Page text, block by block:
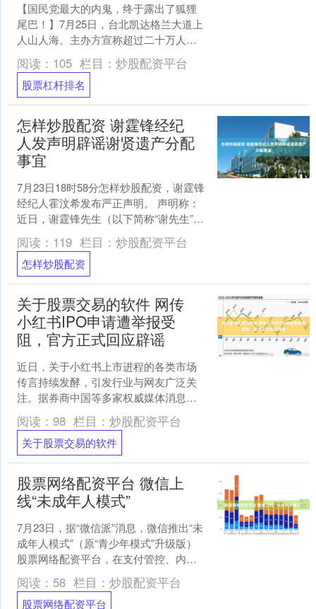
【国民党最大的内鬼，终于露出了狐狸
尾巴！】7月25日，台北凯达格兰大道上
人山人海。主办方宣称超过二十万人涌
上街头股票杠杆排名，反毒油、护食安
的口号震天响。 台“....
阅读： 105 栏目： 炒股配资平台
股票杠杆排名
怎样炒股配资 谢霆锋经纪
人发声明辟谣谢贤遗产分配
事宜
7月23日18时58分怎样炒股配资，谢霆锋
经纪人霍汶希发布严正声明。 声明称：
近日，谢霆锋先生（以下简称“谢先生”）
父亲谢贤先生去世，谢先生及家人均希
望低调处....
阅读： 119 栏目： 炒股配资平台
怎样炒股配资
关于股票交易的软件 网传
小红书IPO申请遭举报受
阻，官方正式回应辟谣
近日，关于小红书上市进程的各类市场
传言持续发酵，引发行业与网友广泛关
注。据券商中国等多家权威媒体消息，
网络上流传大量相关传闻，声称小红书
已于6月底前秘密递交IP....
阅读： 98 栏目： 炒股配资平台
关于股票交易的软件
股票网络配资平台 微信上
线“未成年人模式”
7月23日，据“微信派”消息，微信推出“未
成年人模式”（原“青少年模式”升级版）
股票网络配资平台，在支付管控、内容
过滤、时长限制三大维度推出细化功
能。即日起，用....
阅读： 58 栏目： 炒股配资平台
股票网络配资平台